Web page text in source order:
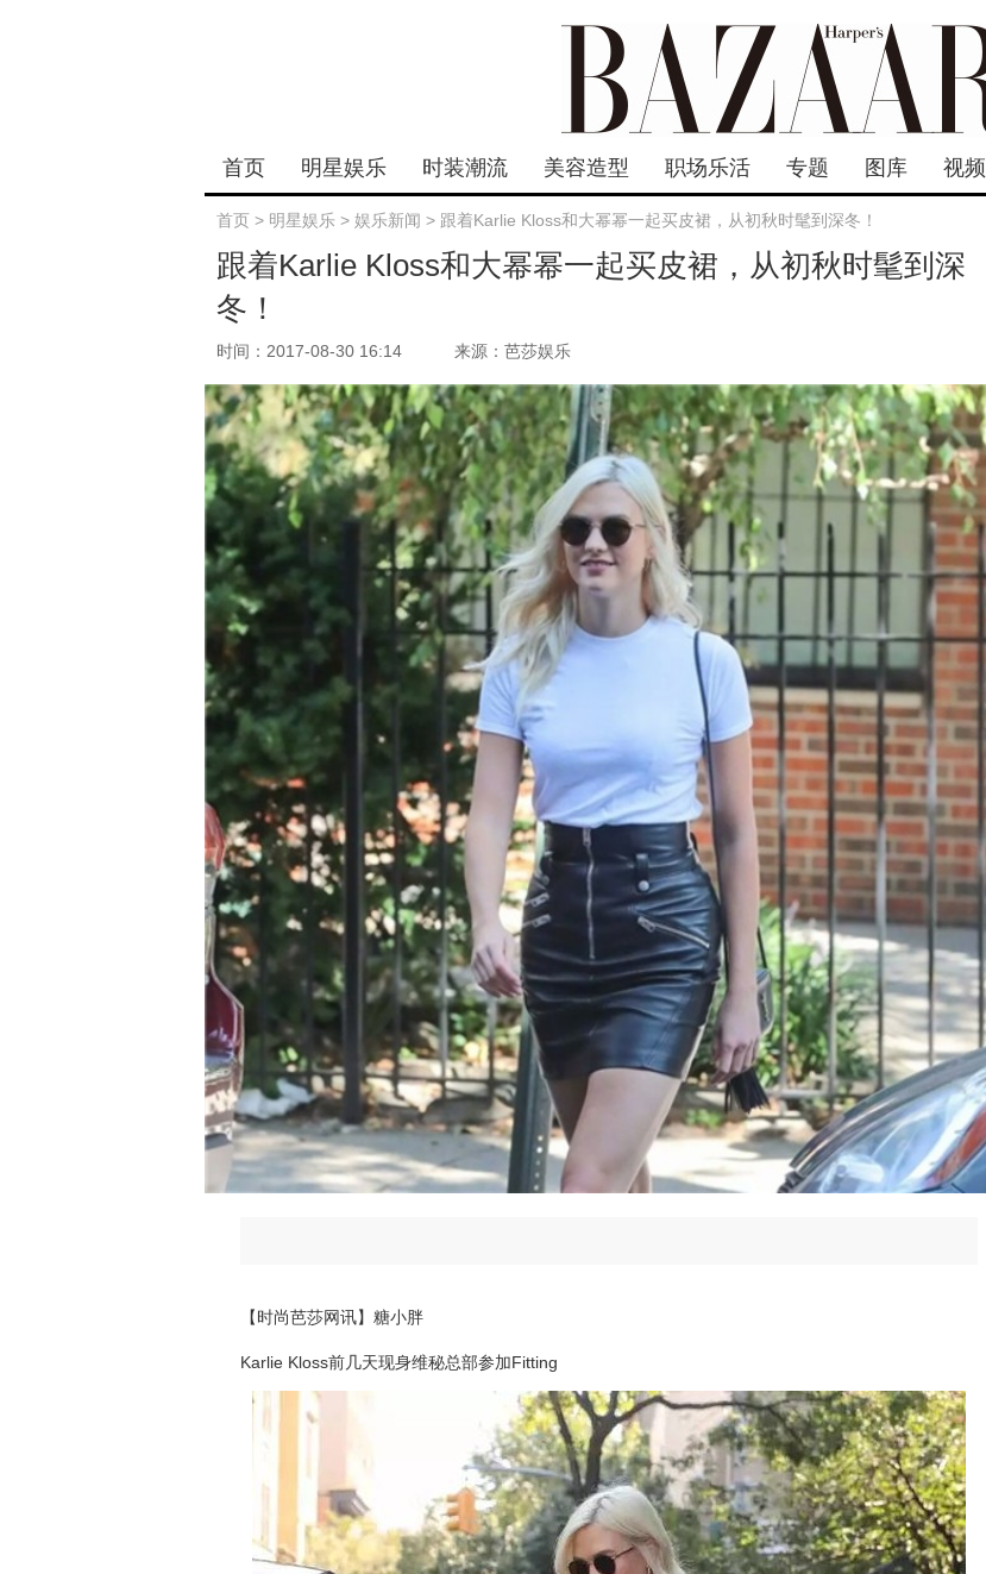
首页 明星娱乐 时装潮流 美容造型 职场乐活 专题 图库 视频
首页 > 明星娱乐 > 娱乐新闻 > 跟着Karlie Kloss和大幂幂一起买皮裙，从初秋时髦到深冬！
跟着Karlie Kloss和大幂幂一起买皮裙，从初秋时髦到深
冬！
时间：2017-08-30 16:14 来源：芭莎娱乐
【时尚芭莎网讯】糖小胖
Karlie Kloss前几天现身维秘总部参加Fitting